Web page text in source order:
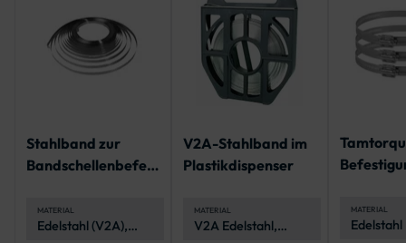
Stahlband zur
Bandschellenbefest
MATERIAL
Edelstahl (V2A),
V2A-Stahlband im
Plastikdispenser
MATERIAL
V2A Edelstahl,
340 mm
MATERIAL
Edelstahl